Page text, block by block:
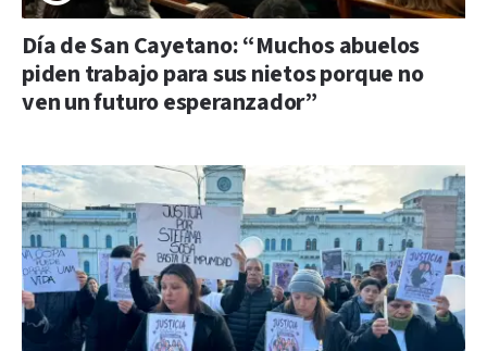
Día de San Cayetano: “Muchos abuelos
piden trabajo para sus nietos porque no
ven un futuro esperanzador”